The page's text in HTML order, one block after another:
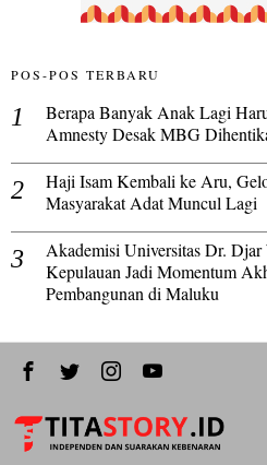
POS-POS TERBARU
Berapa Banyak Anak Lagi
Amnesty Desak MBG
Haji Isam Kembali ke Aru,
Masyarakat Adat Muncul Lagi
Akademisi Universitas Dr.
Kepulauan Jadi Momentum
Pembangunan di Maluku